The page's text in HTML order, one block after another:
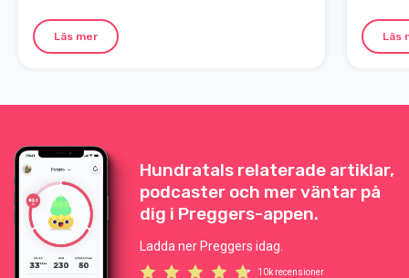
Läs mer
med en
Läs
Hundratals relaterade artiklar,
podcaster och mer väntar på
dig i Preggers-appen.
Ladda ner Preggers idag.
10k recensioner